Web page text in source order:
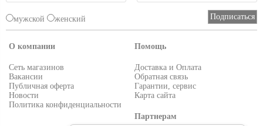
мужской женский
О компании
Сеть магазинов
Вакансии
Публичная оферта
Новости
Политика конфиденциальности
Помощь
Доставка и Оплата
Обратная связь
Гарантии, сервис
Карта сайта
Партнерам